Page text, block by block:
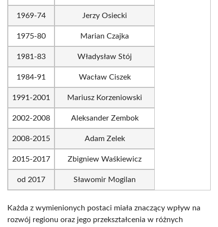
1969-74 Jerzy Osiecki
1975-80 Marian Czajka
1981-83 Władysław Stój
1984-91 Wacław Ciszek
1991-2001 Mariusz Korzeniowski
2002-2008 Aleksander Zembok
2008-2015 Adam Zelek
2015-2017 Zbigniew Waśkiewicz
od 2017 Sławomir Mogilan
Każda z wymienionych postaci miała znaczący wpływ na
rozwój regionu oraz jego przekształcenia w różnych